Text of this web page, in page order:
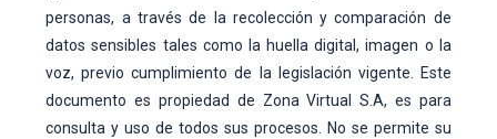
personas, a través de la recolección y comparación de
datos sensibles tales como la huella digital, imagen o la
voz, previo cumplimiento de la legislación vigente. Este
documento es propiedad de Zona Virtual S.A, es para
consulta y uso de todos sus procesos. No se permite su